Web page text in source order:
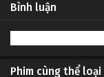
Bình luận
Phim cùng thể loại